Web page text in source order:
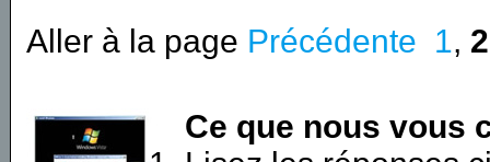
Aller à la page Précédente 1, 2
Ce que nous vous